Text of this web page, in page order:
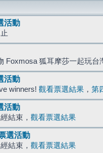
活動
Foxmosa 狐耳摩莎一起玩台
活動
winners! 觀看票選結果 ， 第
活動
結束， 觀看票選結果
選活動
結束， 觀看票選結果